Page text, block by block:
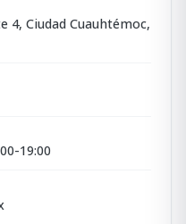
4, Ciudad Cuauhtémoc,
19:00